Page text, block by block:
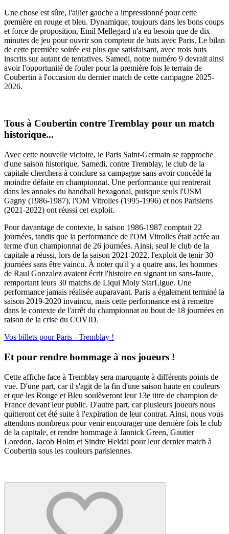
Une chose est sûre, l'ailier gauche a impressionné pour cette
première en rouge et bleu. Dynamique, toujours dans les bons coups
et force de proposition, Emil Mellegard n'a eu besoin que de dix
minutes de jeu pour ouvrir son compteur de buts avec Paris. Le bilan
de cette première soirée est plus que satisfaisant, avec trois buts
inscrits sur autant de tentatives. Samedi, notre numéro 9 devrait ainsi
avoir l'opportunité de fouler pour la première fois le terrain de
Coubertin à l'occasion du dernier match de cette campagne 2025-
2026.
Tous à Coubertin contre Tremblay pour un match
historique...
Avec cette nouvelle victoire, le Paris Saint-Germain se rapproche
d'une saison historique. Samedi, contre Tremblay, le club de la
capitale cherchera à conclure sa campagne sans avoir concédé la
moindre défaite en championnat. Une performance qui rentrerait
dans les annales du handball hexagonal, puisque seuls l'USM
Gagny (1986-1987), l'OM Vitrolles (1995-1996) et nos Parisiens
(2021-2022) ont réussi cet exploit.
Pour davantage de contexte, la saison 1986-1987 comptait 22
journées, tandis que la performance de l'OM Vitrolles était actée au
terme d'un championnat de 26 journées. Ainsi, seul le club de la
capitale a réussi, lors de la saison 2021-2022, l'exploit de tenir 30
journées sans être vaincu. À noter qu'il y a quatre ans, les hommes
de Raul Gonzalez avaient écrit l'histoire en signant un sans-faute,
remportant leurs 30 matchs de Liqui Moly StarLigue. Une
performance jamais réalisée auparavant. Paris a également terminé la
saison 2019-2020 invaincu, mais cette performance est à remettre
dans le contexte de l'arrêt du championnat au bout de 18 journées en
raison de la crise du COVID.
Vos billets pour Paris - Tremblay !
Et pour rendre hommage à nos joueurs !
Cette affiche face à Tremblay sera marquante à différents points de
vue. D'une part, car il s'agit de la fin d'une saison haute en couleurs
et que les Rouge et Bleu soulèveront leur 13e titre de champion de
France devant leur public. D'autre part, car plusieurs joueurs nous
quitteront cet été suite à l'expiration de leur contrat. Ainsi, nous vous
attendons nombreux pour venir encourager une dernière fois le club
de la capitale, et rendre hommage à Jannick Green, Gautier
Loredon, Jacob Holm et Sindre Heldal pour leur dernier match à
Coubertin sous les couleurs parisiennes.